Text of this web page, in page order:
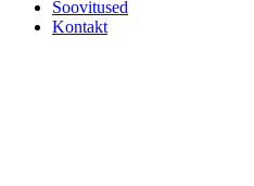
Soovitused
Kontakt